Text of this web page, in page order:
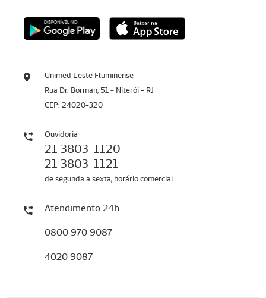
Unimed Leste Fluminense
Rua Dr. Borman, 51 - Niterói - RJ
CEP: 24020-320
Ouvidoria
21 3803-1120
21 3803-1121
de segunda a sexta, horário comercial
Atendimento 24h
0800 970 9087
4020 9087